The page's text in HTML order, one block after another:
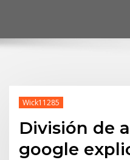
Wick11285
División de
google